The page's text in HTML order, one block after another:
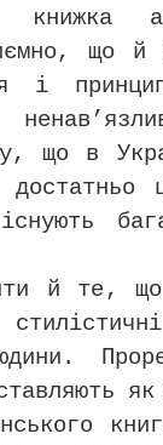
що й
і
що в
й те, що